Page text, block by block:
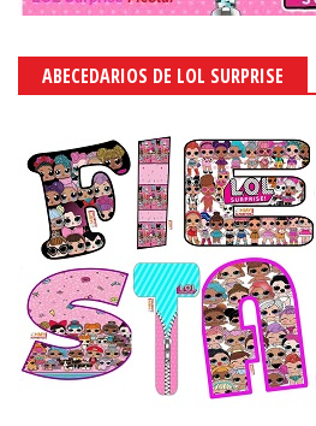
ABECEDARIOS DE LOL SURPRISE